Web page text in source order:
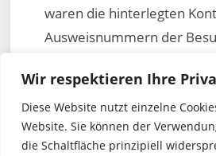
Wir respektieren Ihre
Diese Website nutzt einzelne
Website. Sie können der
die Schaltfläche prinzipiell
waren die hinterlegten
Ausweisnummern der
waren neben den 17
mitgereiste Fans auf den
anzutreffen.